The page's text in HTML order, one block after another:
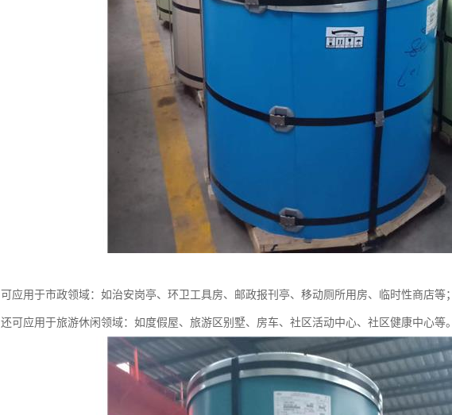
可应用于市政领域：如治安岗亭、环卫工具房、邮政报刊亭、移动厕所用房、临时性商店等；
还可应用于旅游休闲领域：如度假屋、旅游区别墅、房车、社区活动中心、社区健康中心等。